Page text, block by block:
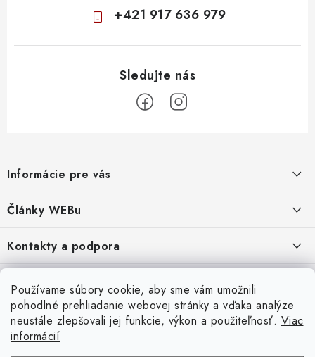
Používame súbory cookie, aby sme vám umožnili
pohodlné prehliadanie webovej stránky a vďaka analýze
neustále zlepšovali jej funkcie, výkon a použiteľnosť. Viac
informácií
+421 917 636 979
p
ä
e
Informácie pre vás
Obchodné podmienky
Moja objednávka
Odstúpenie od zmluvy
Formuláre na stiahnutie
Napíšte nám
Články WEBu
Dôležité oznamy
16.6.2026
Nákup na splátky
23.10.2022
Ako nakupovať
Kontakty a podpora
2.8.2022
Doprava a Platba
4.3.2022
Servisné služby
Servis a služby pre Vás
5.3.2022
Doprava - UPS Doprava - Packeta Splátky - Home Credit